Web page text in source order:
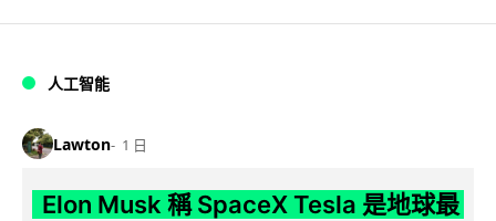
人工智能
Lawton 1 日
Elon Musk 稱 SpaceX Tesla 是地球最